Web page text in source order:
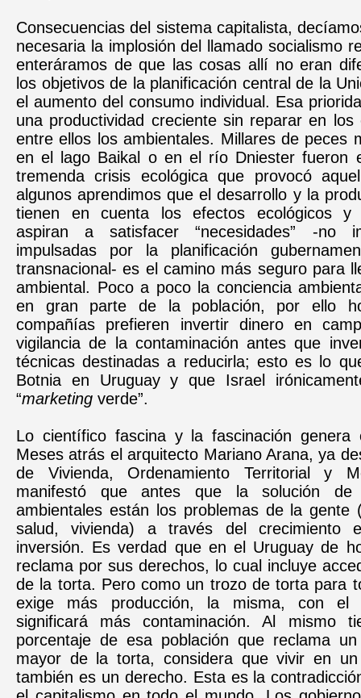
Consecuencias del sistema capitalista,
necesaria la implosión del llamado socialismo
enteráramos de que las cosas allí no eran
los objetivos de la planificación central de la
el aumento del consumo individual. Esa
una productividad creciente sin reparar en los
entre ellos los ambientales. Millares de peces
en el lago Baikal o en el río Dniester fueron
tremenda crisis ecológica que provocó
algunos aprendimos que el desarrollo y la
tienen en cuenta los efectos ecológicos y
aspiran a satisfacer “necesidades” -no
impulsadas por la planificación
transnacional- es el camino más seguro para
ambiental. Poco a poco la conciencia
en gran parte de la población, por ello
compañías prefieren invertir dinero en
vigilancia de la contaminación antes que
técnicas destinadas a reducirla; esto es lo
Botnia en Uruguay y que Israel
“marketing verde”.
Lo científico fascina y la fascinación genera
Meses atrás el arquitecto Mariano Arana, ya
de Vivienda, Ordenamiento Territorial y
manifestó que antes que la solución de
ambientales están los problemas de la gente
salud, vivienda) a través del crecimiento
inversión. Es verdad que en el Uruguay de
reclama por sus derechos, lo cual incluye
de la torta. Pero como un trozo de torta para
exige más producción, la misma, con el
significará más contaminación. Al mismo
porcentaje de esa población que reclama
mayor de la torta, considera que vivir en un
también es un derecho. Esta es la